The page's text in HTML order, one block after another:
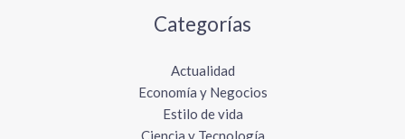
Categorías
Actualidad
Economía y Negocios
Estilo de vida
Ciencia y Tecnología